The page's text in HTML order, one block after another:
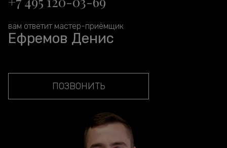
вам ответит мастер-приёмщик
Ефремов Денис
ПОЗВОНИТЬ